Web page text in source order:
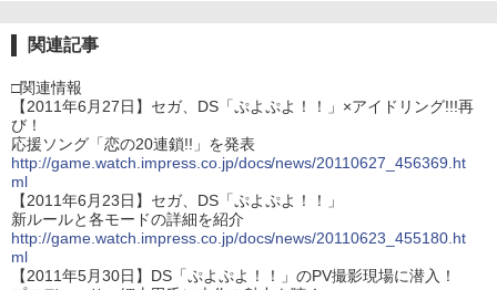
関連記事
□関連情報
【2011年6月27日】セガ、DS「ぷよぷよ！！」×アイドリング!!!再
び！
応援ソング「恋の20連鎖!!」を発表
http://game.watch.impress.co.jp/docs/news/20110627_456369.ht
ml
【2011年6月23日】セガ、DS「ぷよぷよ！！」
新ルールと各モードの詳細を紹介
http://game.watch.impress.co.jp/docs/news/20110623_455180.ht
ml
【2011年5月30日】DS「ぷよぷよ！！」のPV撮影現場に潜入！